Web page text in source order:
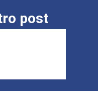
post